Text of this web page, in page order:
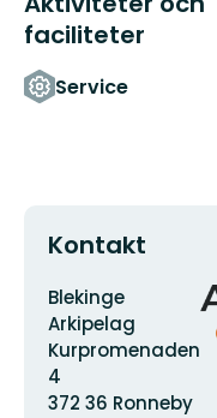
faciliteter
Service
Kontakt
Adress
Blekinge
Arkipelag
Kurpromenaden
4
372 36 Ronneby